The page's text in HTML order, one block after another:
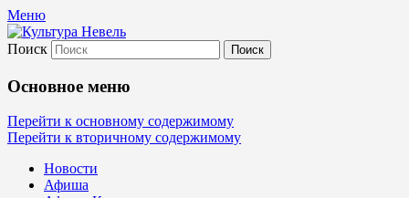
Меню
Культура Невель
МБУК Невельского района "Культура
и досуг"
Поиск
Основное меню
Перейти к основному содержимому
Перейти к вторичному содержимому
Новости
Афиша